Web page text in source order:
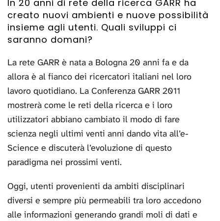
In 20 anni di rete della ricerca GARR ha
creato nuovi ambienti e nuove possibilità
insieme agli utenti. Quali sviluppi ci
saranno domani?
La rete GARR è nata a Bologna 20 anni fa e da
allora è al fianco dei ricercatori italiani nel loro
lavoro quotidiano. La Conferenza GARR 2011
mostrerà come le reti della ricerca e i loro
utilizzatori abbiano cambiato il modo di fare
scienza negli ultimi venti anni dando vita all’e-
Science e discuterà l’evoluzione di questo
paradigma nei prossimi venti.
Oggi, utenti provenienti da ambiti disciplinari
diversi e sempre più permeabili tra loro accedono
alle informazioni generando grandi moli di dati e